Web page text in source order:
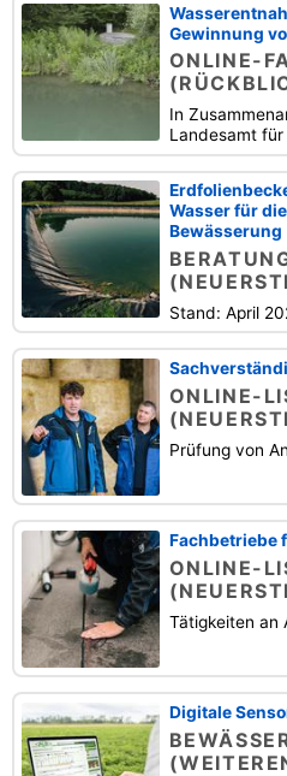
Gewinnung
ONLINE-
In
Landesamt
Wasser für
Bewässerung
Stand: April
ONLINE-
Prüfung von
Fachbetriebe
ONLINE-
Tätigkeiten an
Digitale